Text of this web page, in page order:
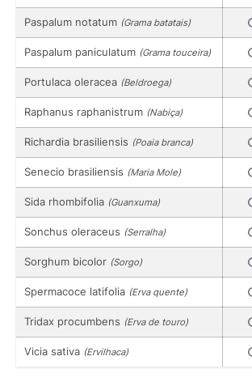
Paspalum notatum (Grama batatais)
Paspalum paniculatum (Grama touceira)
Portulaca oleracea (Beldroega)
Raphanus raphanistrum (Nabiça)
Richardia brasiliensis (Poaia branca)
Senecio brasiliensis (Maria Mole)
Sida rhombifolia (Guanxuma)
Sonchus oleraceus (Serralha)
Sorghum bicolor (Sorgo)
Spermacoce latifolia (Erva quente)
Tridax procumbens (Erva de touro)
Vicia sativa (Ervilhaca)